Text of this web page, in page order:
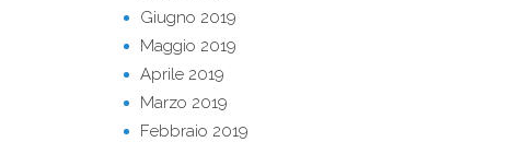
Giugno 2019
Maggio 2019
Aprile 2019
Marzo 2019
Febbraio 2019